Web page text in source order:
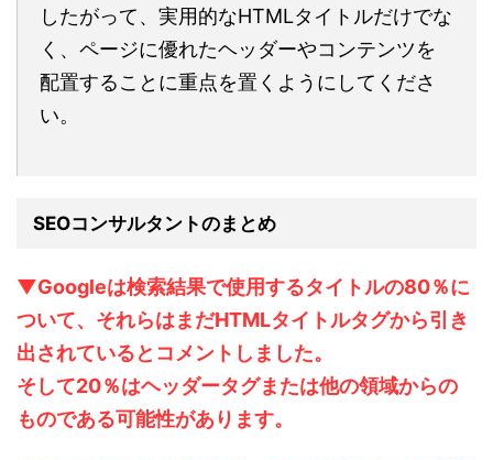
したがって、実用的なHTMLタイトルだけでな
く、ページに優れたヘッダーやコンテンツを
配置することに重点を置くようにしてくださ
い。
SEOコンサルタントのまとめ
▼Googleは検索結果で使用するタイトルの80％に
ついて、それらはまだHTMLタイトルタグから引き
出されているとコメントしました。
そして20％はヘッダータグまたは他の領域からの
ものである可能性があります。